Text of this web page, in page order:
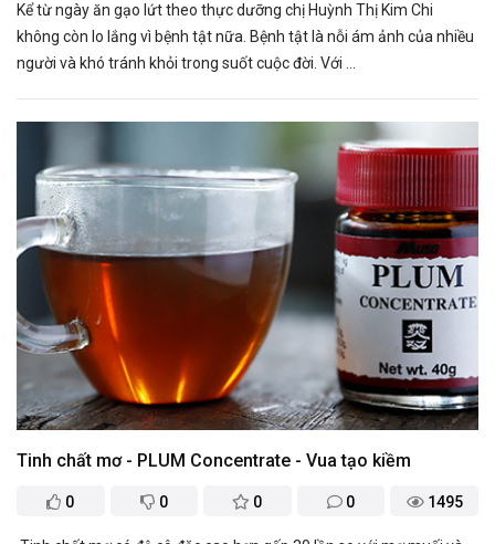
Kể từ ngày ăn gạo lứt theo thực dưỡng chị Huỳnh Thị Kim Chi
không còn lo lắng vì bệnh tật nữa. Bệnh tật là nỗi ám ảnh của nhiều
người và khó tránh khỏi trong suốt cuộc đời. Với ...
Tinh chất mơ - PLUM Concentrate - Vua tạo kiềm
0 0 0 0 1495